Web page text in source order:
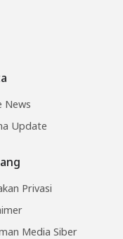
News
Update
Privasi
Media Siber